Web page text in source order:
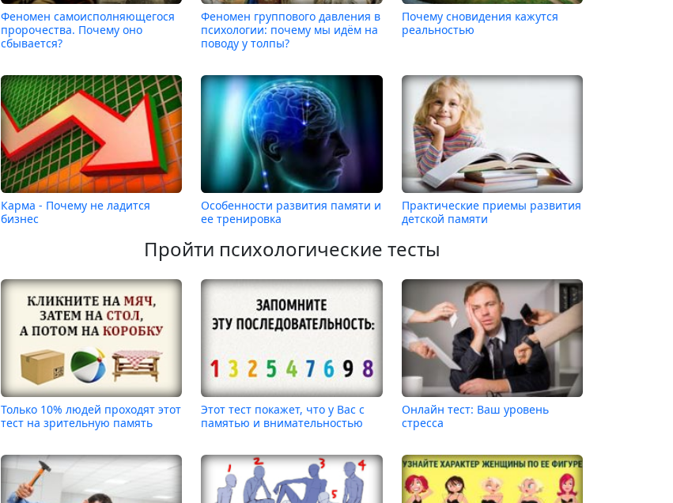
Феномен самоисполняющегося
пророчества. Почему оно
сбывается?
Феномен группового давления в
психологии: почему мы идём на
поводу у толпы?
Почему сновидения кажутся
реальностью
Карма - Почему не ладится
бизнес
Особенности развития памяти и
ее тренировка
Практические приемы развития
детской памяти
Пройти психологические тесты
Только 10% людей проходят этот
тест на зрительную память
Этот тест покажет, что у Вас с
памятью и внимательностью
Онлайн тест: Ваш уровень
стресса